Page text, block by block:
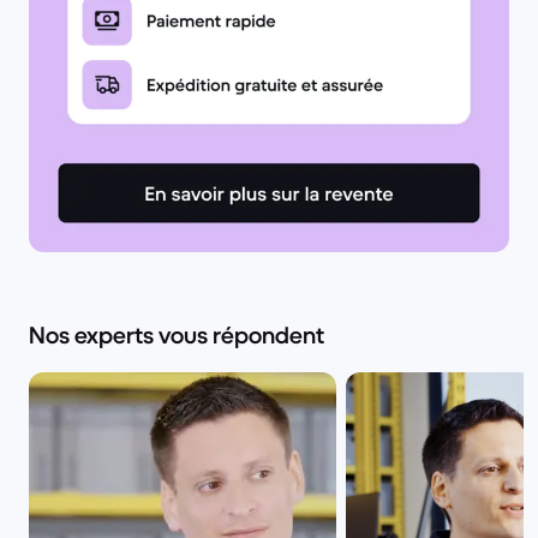
Nos experts vous répondent